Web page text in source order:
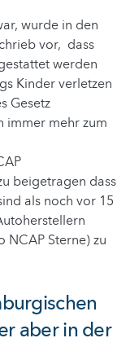
wurde in den
vor, dass
werden
Kinder verletzen
Gesetz
immer mehr zum
beigetragen dass
als noch vor 15
NCAP Sterne) zu
aber in der